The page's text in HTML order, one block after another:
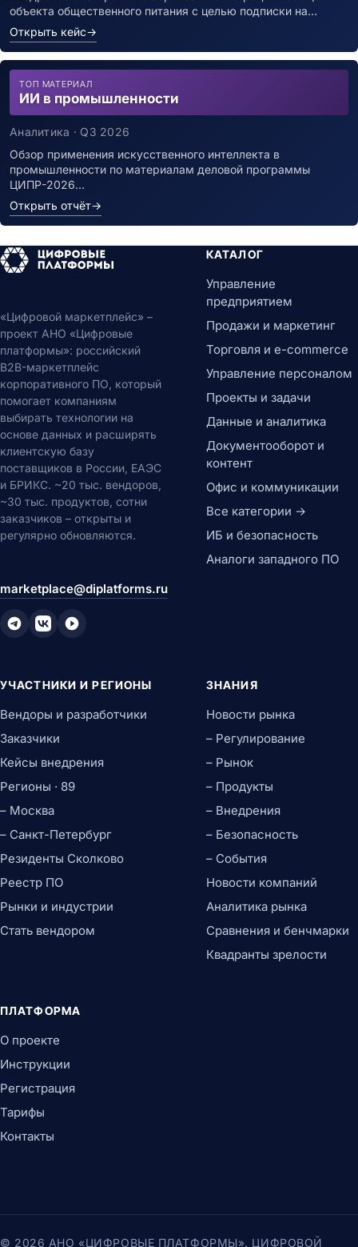
объекта общественного питания с целью подписки на…
Открыть кейс→
ТОП МАТЕРИАЛ
ИИ в промышленности
Аналитика · Q3 2026
Обзор применения искусственного интеллекта в
промышленности по материалам деловой программы
ЦИПР-2026…
Открыть отчёт→
«Цифровой маркетплейс» –
проект АНО «Цифровые
платформы»: российский
B2B-маркетплейс
корпоративного ПО, который
помогает компаниям
выбирать технологии на
основе данных и расширять
клиентскую базу
поставщиков в России, ЕАЭС
и БРИКС. ~20 тыс. вендоров,
~30 тыс. продуктов, сотни
заказчиков – открыты и
регулярно обновляются.
marketplace@diplatforms.ru
КАТАЛОГ
Управление
предприятием
Продажи и маркетинг
Торговля и e-commerce
Управление персоналом
Проекты и задачи
Данные и аналитика
Документооборот и
контент
Офис и коммуникации
Все категории →
ИБ и безопасность
Аналоги западного ПО
УЧАСТНИКИ И РЕГИОНЫ
Вендоры и разработчики
Заказчики
Кейсы внедрения
Регионы · 89
– Москва
– Санкт-Петербург
Резиденты Сколково
Реестр ПО
Рынки и индустрии
Стать вендором
ЗНАНИЯ
Новости рынка
– Регулирование
– Рынок
– Продукты
– Внедрения
– Безопасность
– События
Новости компаний
Аналитика рынка
Сравнения и бенчмарки
Квадранты зрелости
ПЛАТФОРМА
О проекте
Инструкции
Регистрация
Тарифы
Контакты
© 2026 АНО «ЦИФРОВЫЕ ПЛАТФОРМЫ». ЦИФРОВОЙ